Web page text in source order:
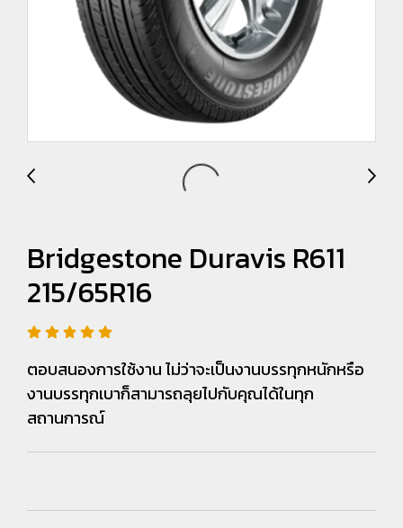
Bridgestone Duravis R611
215/65R16
ตอบสนองการใช้งาน ไม่ว่าจะเป็นงานบรรทุกหนักหรือ
งานบรรทุกเบาก็สามารถลุยไปกับคุณได้ในทุก
สถานการณ์